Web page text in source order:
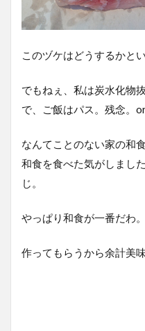
このヅケはどうするかと
でもねぇ、私は炭水化物
で、ご飯はパス。残念。
なんてことのない家の和
和食を食べた気がしまし
じ。
やっぱり和食が一番だわ。
作ってもらうから余計美